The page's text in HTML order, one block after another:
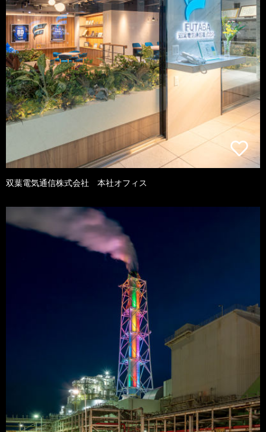
双葉電気通信株式会社 本社オフィス